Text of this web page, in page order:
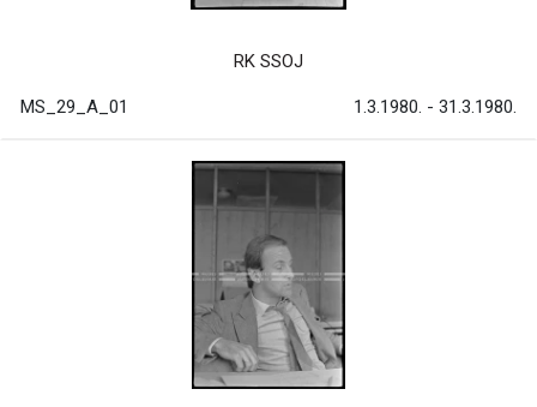
RK SSOJ
MS_29_A_01 1.3.1980. - 31.3.1980.